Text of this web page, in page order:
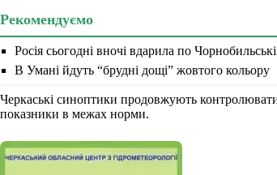
Рекомендуємо
Росія сьогодні вночі вдарила по
В Умані йдуть “брудні дощі” жовтого кольору
Черкаські синоптики продовжують контролювати
показники в межах норми.